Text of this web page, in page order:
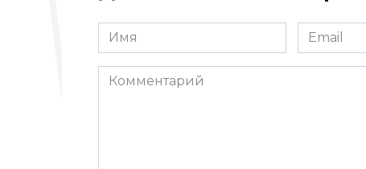
Имя
*
Email
*
Комментарий